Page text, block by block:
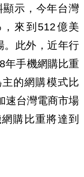
顯示，今年台灣
來到512億美
。此外，近年行
年手機網購比重
的網購模式比
速台灣電商市場
購比重將達到